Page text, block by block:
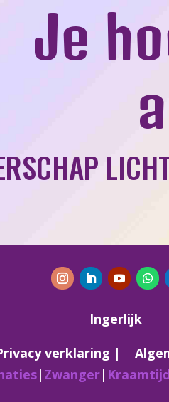
Je
Ingerlijk
verklaring |
| Zwanger| Kraamtijd